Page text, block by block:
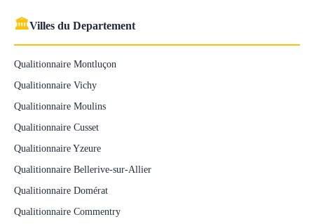
🏛Villes du Departement
Qualitionnaire Montluçon
Qualitionnaire Vichy
Qualitionnaire Moulins
Qualitionnaire Cusset
Qualitionnaire Yzeure
Qualitionnaire Bellerive-sur-Allier
Qualitionnaire Domérat
Qualitionnaire Commentry